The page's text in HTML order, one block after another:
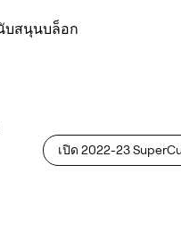
บสนุนบล็อก
เปิด 2022-23